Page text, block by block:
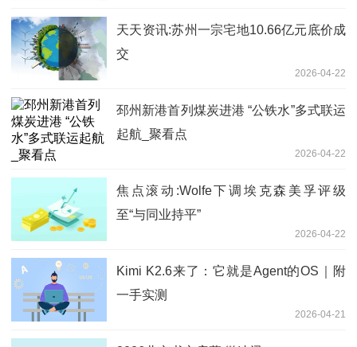
天天资讯:苏州一宗宅地10.66亿元底价成
交
2026-04-22
邳州新港首列煤炭进港 “公铁水”多式联运
起航_聚看点
2026-04-22
焦点滚动:Wolfe下调埃克森美孚评级
至“与同业持平”
2026-04-22
Kimi K2.6来了：它就是Agent的OS｜附
一手实测
2026-04-21